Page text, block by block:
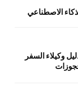
الاصطناعي
وكيلاء السفر